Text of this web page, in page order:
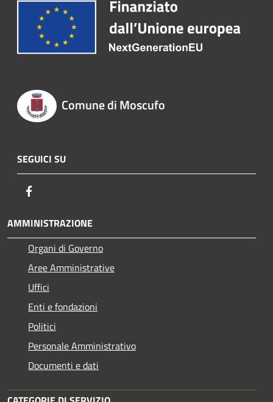
Comune di Moscufo
SEGUICI SU
AMMINISTRAZIONE
Organi di Governo
Aree Amministrative
Uffici
Enti e fondazioni
Politici
Personale Amministrativo
Documenti e dati